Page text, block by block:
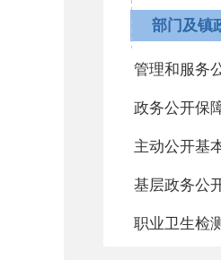
管理和服务
政务公开保
主动公开基